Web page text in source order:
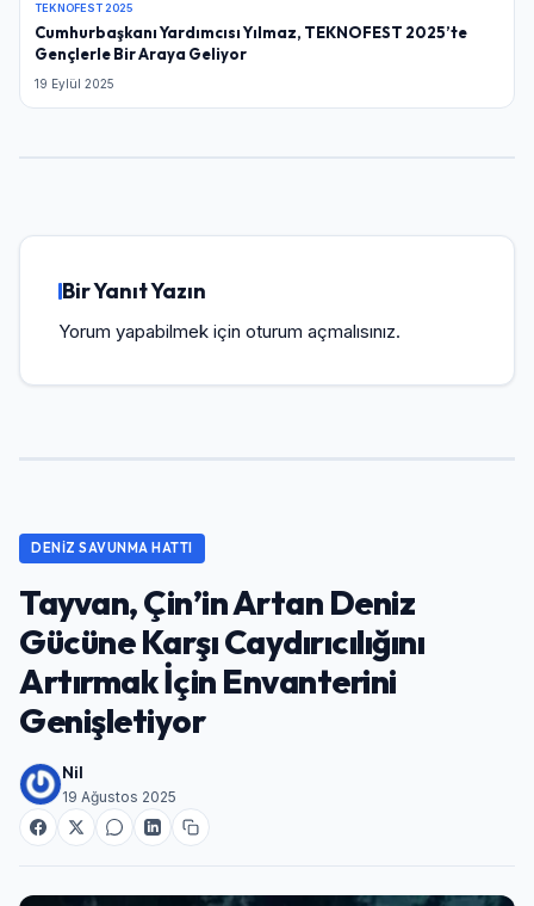
TEKNOFEST 2025
Cumhurbaşkanı Yardımcısı Yılmaz, TEKNOFEST 2025’te
Gençlerle Bir Araya Geliyor
19 Eylül 2025
Bir Yanıt Yazın
Yorum yapabilmek için oturum açmalısınız.
DENIZ SAVUNMA HATTI
Tayvan, Çin’in Artan Deniz
Gücüne Karşı Caydırıcılığını
Artırmak İçin Envanterini
Genişletiyor
Nil
19 Ağustos 2025